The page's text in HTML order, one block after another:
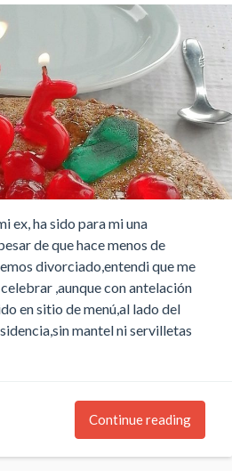
ex, ha sido para mi una
de que hace menos de
divorciado,entendi que me
,aunque con antelación
en sitio de menú,al lado del
mantel ni servilletas
Continue reading